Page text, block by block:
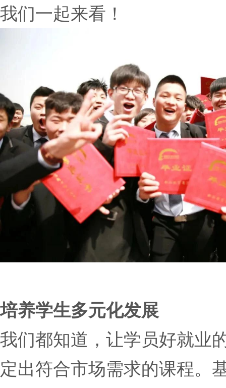
我们一起来看！
培养学生多元化发展
我们都知道，让学员好就业
定出符合市场需求的课程。